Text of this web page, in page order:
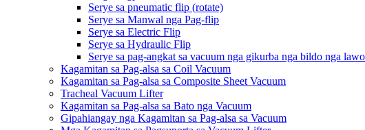
Serye sa pneumatic flip (rotate)
Serye sa Manwal nga Pag-flip
Serye sa Electric Flip
Serye sa Hydraulic Flip
Serye sa pag-angkat sa vacuum nga gikurba nga bildo nga
Kagamitan sa Pag-alsa sa Coil Vacuum
Kagamitan sa Pag-alsa sa Composite Sheet Vacuum
Tracheal Vacuum Lifter
Kagamitan sa Pag-alsa sa Bato nga Vacuum
Gipahiangay nga Kagamitan sa Pag-alsa sa Vacuum